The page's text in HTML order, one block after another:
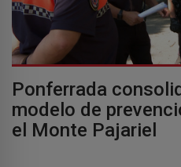
Ponferrada
modelo de
el Monte Pajariel